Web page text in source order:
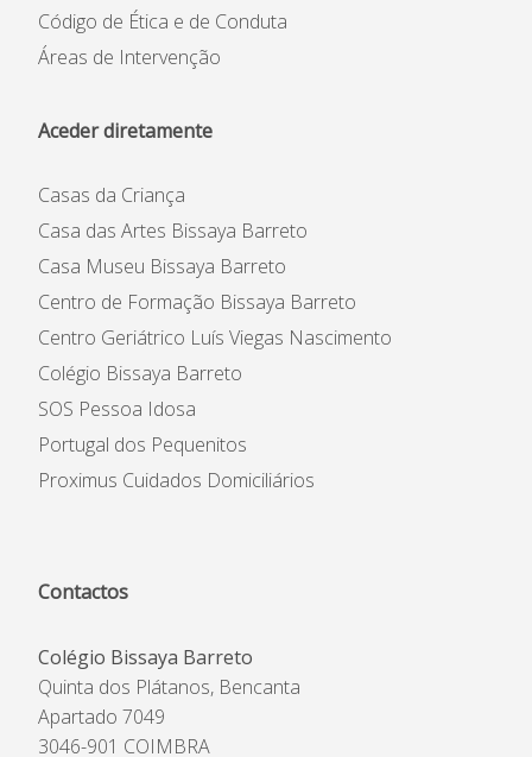
Código de Ética e de Conduta
Áreas de Intervenção
Aceder diretamente
Casas da Criança
Casa das Artes Bissaya Barreto
Casa Museu Bissaya Barreto
Centro de Formação Bissaya Barreto
Centro Geriátrico Luís Viegas Nascimento
Colégio Bissaya Barreto
SOS Pessoa Idosa
Portugal dos Pequenitos
Proximus Cuidados Domiciliários
Contactos
Colégio Bissaya Barreto
Quinta dos Plátanos, Bencanta
Apartado 7049
3046-901 COIMBRA